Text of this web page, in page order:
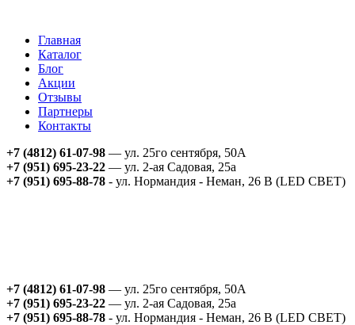
Главная
Каталог
Блог
Акции
Отзывы
Партнеры
Контакты
+7 (4812) 61-07-98 — ул. 25го сентября, 50А
+7 (951) 695-23-22 — ул. 2-ая Садовая, 25а
+7 (951) 695-88-78 - ул. Нормандия - Неман, 26 В (LED СВЕТ)
+7 (4812) 61-07-98 — ул. 25го сентября, 50А
+7 (951) 695-23-22 — ул. 2-ая Садовая, 25а
+7 (951) 695-88-78 - ул. Нормандия - Неман, 26 В (LED СВЕТ)